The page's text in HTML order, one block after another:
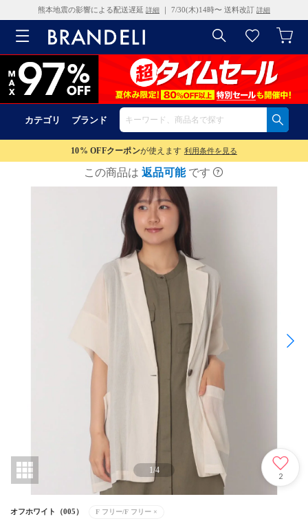
熊本地震の影響による配送遅延 詳細 ｜ 7/30(木)14時〜 送料改訂 詳細
カテゴリ ブランド
10% OFFクーポンが使えます 利用条件を見る
この商品は 返品可能 です
1/4
2
オフホワイト（005） F フリー/F フリー ×